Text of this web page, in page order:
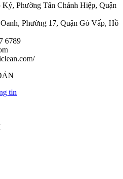
Ký, Phường Tân Chánh Hiệp, Quận
Phường 17, Quận Gò Vấp, Hồ
6789
tin